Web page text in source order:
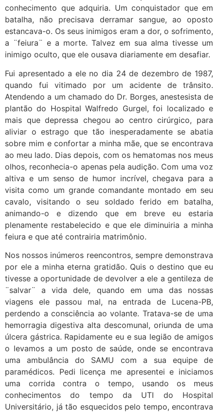
conhecimento que adquiria. Um conquistador que em
batalha, não precisava derramar sangue, ao oposto
estancava-o. Os seus inimigos eram a dor, o sofrimento,
a ¨feiura¨ e a morte. Talvez em sua alma tivesse um
inimigo oculto, que ele ousava diariamente em desafiar.
Fui apresentado a ele no dia 24 de dezembro de 1987,
quando fui vitimado por um acidente de trânsito.
Atendendo a um chamado do Dr. Borges, anestesista de
plantão do Hospital Walfredo Gurgel, foi localizado e
mais que depressa chegou ao centro cirúrgico, para
aliviar o estrago que tão inesperadamente se abatia
sobre mim e confortar a minha mãe, que se encontrava
ao meu lado. Dias depois, com os hematomas nos meus
olhos, reconhecia-o apenas pela audição. Com uma voz
altiva e um senso de humor incrível, chegava para a
visita como um grande comandante montado em seu
cavalo, visitando o seu soldado ferido em batalha,
animando-o e dizendo que em breve eu estaria
plenamente restabelecido e que ele diminuiria a minha
feiura e que até contrairia matrimônio.
Nos nossos inúmeros reencontros, sempre demonstrava
por ele a minha eterna gratidão. Quis o destino que eu
tivesse a oportunidade de devolver a ele a gentileza de
¨salvar¨ a vida dele, quando em uma das nossas
viagens ele passou mal, na entrada de Lucena-PB,
perdendo a consciência ao volante. Tratava-se de uma
hemorragia digestiva alta descomunal, oriunda de uma
úlcera gástrica. Rapidamente eu e sua legião de amigos
o levamos a um posto de saúde, onde se encontrava
uma ambulância do SAMU com a sua equipe de
paramédicos. Pedi licença me apresentei e iniciamos
uma corrida contra o tempo, usando os meus
conhecimentos do tempo da UTI do Hospital
Universitário, já tão esquecidos pelo tempo, encontrava